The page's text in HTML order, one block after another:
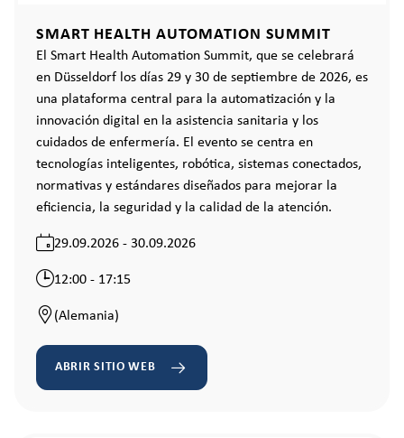
SMART HEALTH AUTOMATION SUMMIT
El Smart Health Automation Summit, que se celebrará
en Düsseldorf los días 29 y 30 de septiembre de 2026, es
una plataforma central para la automatización y la
innovación digital en la asistencia sanitaria y los
cuidados de enfermería. El evento se centra en
tecnologías inteligentes, robótica, sistemas conectados,
normativas y estándares diseñados para mejorar la
eficiencia, la seguridad y la calidad de la atención.
29.09.2026 - 30.09.2026
12:00 - 17:15
(Alemania)
ABRIR SITIO WEB